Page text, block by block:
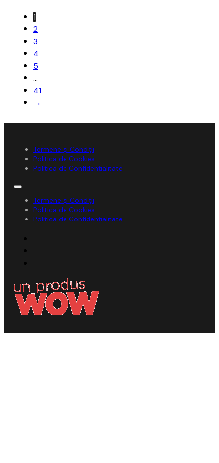
1
2
3
4
5
…
41
→
Termene și Condiții
Politica de Cookies
Politica de Confidențialitate
Termene și Condiții
Politica de Cookies
Politica de Confidențialitate